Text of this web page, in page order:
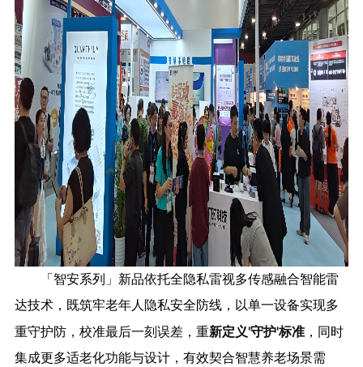
「智安系列」新品依托全隐私雷视多传感融合智能雷
达技术，既筑牢老年人隐私安全防线，以单一设备实现多
重守护防，校准最后一刻误差，重新定义'守护'标准，同时
集成更多适老化功能与设计，有效契合智慧养老场景需